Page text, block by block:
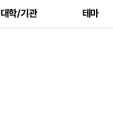
대학/기관 테마